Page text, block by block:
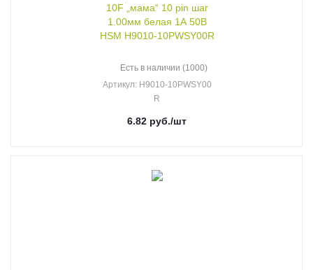
10F „мама“ 10 pin шаг
1.00мм белая 1А 50В
HSM H9010-10PWSY00R
Есть в наличии (1000)
Артикул: H9010-10PWSY00
R
6.82 руб./шт